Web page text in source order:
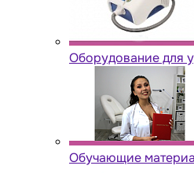
Оборудование для
Обучающие